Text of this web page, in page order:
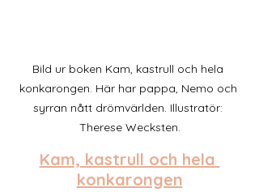
Bild ur boken Kam, kastrull och hela
konkarongen. Här har pappa, Nemo och
syrran nått drömvärlden. Illustratör:
Therese Wecksten.
Kam, kastrull och hela
konkarongen